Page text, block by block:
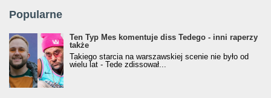
Popularne
Ten Typ Mes komentuje diss Tedego - inni raperzy
także
Takiego starcia na warszawskiej scenie nie było od
wielu lat - Tede zdissował...